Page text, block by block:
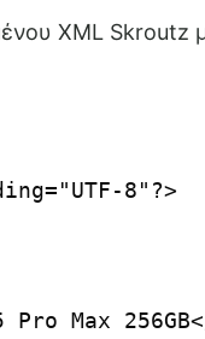
XML Skroutz
8"?>
Pro Max